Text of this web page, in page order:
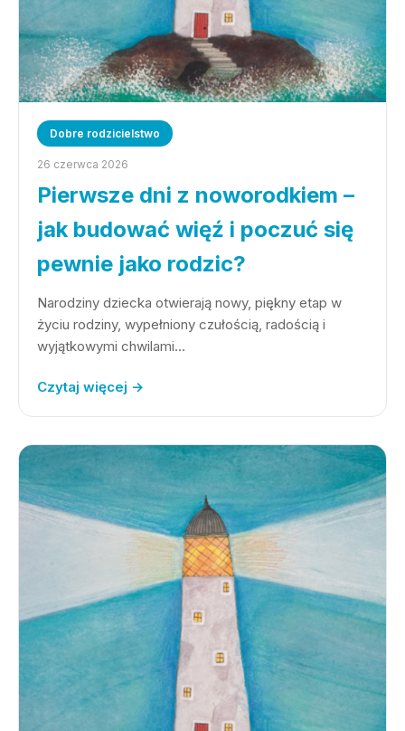
Dobre rodzicielstwo
26 czerwca 2026
Pierwsze dni z noworodkiem –
jak budować więź i poczuć się
pewnie jako rodzic?
Narodziny dziecka otwierają nowy, piękny etap w
życiu rodziny, wypełniony czułością, radością i
wyjątkowymi chwilami…
Czytaj więcej →